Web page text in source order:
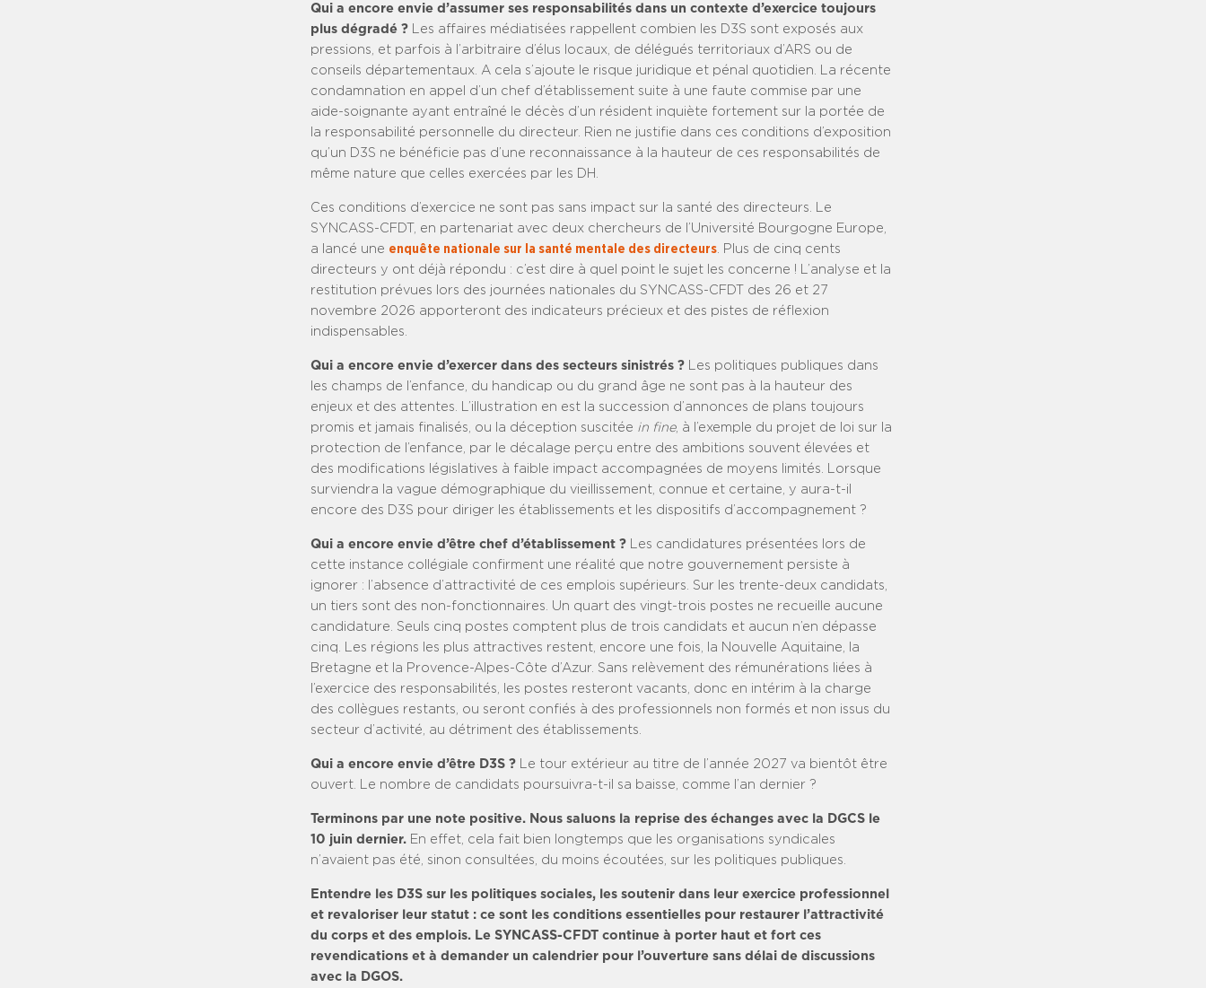
Qui a encore envie d’assumer ses responsabilités dans un contexte d’exercice toujours
plus dégradé ?
Les affaires médiatisées rappellent combien les D3S sont exposés aux
pressions, et parfois à l’arbitraire d’élus locaux, de délégués territoriaux d’ARS ou de
conseils départementaux. A cela s’ajoute le risque juridique et pénal quotidien. La récente
condamnation en appel d’un chef d’établissement suite à une faute commise par une
aide-soignante ayant entraîné le décès d’un résident inquiète fortement sur la portée de
la responsabilité personnelle du directeur. Rien ne justifie dans ces conditions d’exposition
qu’un D3S ne bénéficie pas d’une reconnaissance à la hauteur de ces responsabilités de
même nature que celles exercées par les DH.
Ces conditions d’exercice ne sont pas sans impact sur la santé des directeurs. Le
SYNCASS-CFDT, en partenariat avec deux chercheurs de l’Université Bourgogne Europe,
a lancé une enquête nationale sur la santé mentale des directeurs . Plus de cinq cents
directeurs y ont déjà répondu : c’est dire à quel point le sujet les concerne ! L’analyse et la
restitution prévues lors des journées nationales du SYNCASS-CFDT des 26 et 27
novembre 2026 apporteront des indicateurs précieux et des pistes de réflexion
indispensables.
Qui a encore envie d’exercer dans des secteurs sinistrés ?
Les politiques publiques dans
les champs de l’enfance, du handicap ou du grand âge ne sont pas à la hauteur des
enjeux et des attentes. L’illustration en est la succession d’annonces de plans toujours
promis et jamais finalisés, ou la déception suscitée in fine, à l’exemple du projet de loi sur la
protection de l’enfance, par le décalage perçu entre des ambitions souvent élevées et
des modifications législatives à faible impact accompagnées de moyens limités. Lorsque
surviendra la vague démographique du vieillissement, connue et certaine, y aura-t-il
encore des D3S pour diriger les établissements et les dispositifs d’accompagnement ?
Qui a encore envie d’être chef d’établissement ? Les candidatures présentées lors de
cette instance collégiale confirment une réalité que notre gouvernement persiste à
ignorer : l’absence d’attractivité de ces emplois supérieurs. Sur les trente-deux candidats,
un tiers sont des non-fonctionnaires. Un quart des vingt-trois postes ne recueille aucune
candidature. Seuls cinq postes comptent plus de trois candidats et aucun n’en dépasse
cinq. Les régions les plus attractives restent, encore une fois, la Nouvelle Aquitaine, la
Bretagne et la Provence-Alpes-Côte d’Azur. Sans relèvement des rémunérations liées à
l’exercice des responsabilités, les postes resteront vacants, donc en intérim à la charge
des collègues restants, ou seront confiés à des professionnels non formés et non issus du
secteur d’activité, au détriment des établissements.
Qui a encore envie d’être D3S ?
Le tour extérieur au titre de l’année 2027 va bientôt être
ouvert. Le nombre de candidats poursuivra-t-il sa baisse, comme l’an dernier ?
Terminons par une note positive. Nous saluons la reprise des échanges avec la DGCS le
10 juin dernier. En effet, cela fait bien longtemps que les organisations syndicales
n’avaient pas été, sinon consultées, du moins écoutées, sur les politiques publiques.
Entendre les D3S sur les politiques sociales, les soutenir dans leur exercice professionnel
et revaloriser leur statut : ce sont les conditions essentielles pour restaurer l’attractivité
du corps et des emplois. Le SYNCASS-CFDT continue à porter haut et fort ces
revendications et à demander un calendrier pour l’ouverture sans délai de discussions
avec la DGOS.